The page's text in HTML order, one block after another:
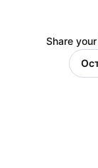
Share